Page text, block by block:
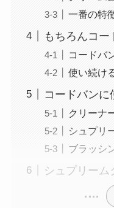
一番の特
もちろんコー
コードバ
使い続け
コードバンに
クリーナ
シュプリ
ブラッシ
シュプリーム